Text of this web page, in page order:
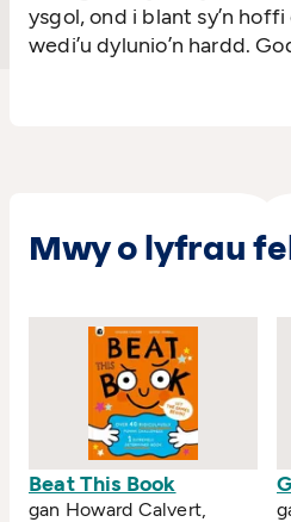
ysgol, ond i blant sy’n
wedi’u dylunio’n hardd.
Mwy o lyfrau
Beat This Book
gan Howard Calvert,